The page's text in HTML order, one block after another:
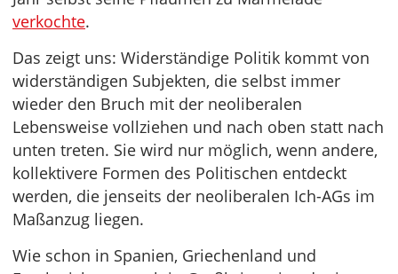
verkochte.
Das zeigt uns: Widerständige Politik kommt von
widerständigen Subjekten, die selbst immer
wieder den Bruch mit der neoliberalen
Lebensweise vollziehen und nach oben statt nach
unten treten. Sie wird nur möglich, wenn andere,
kollektivere Formen des Politischen entdeckt
werden, die jenseits der neoliberalen Ich-AGs im
Maßanzug liegen.
Wie schon in Spanien, Griechenland und